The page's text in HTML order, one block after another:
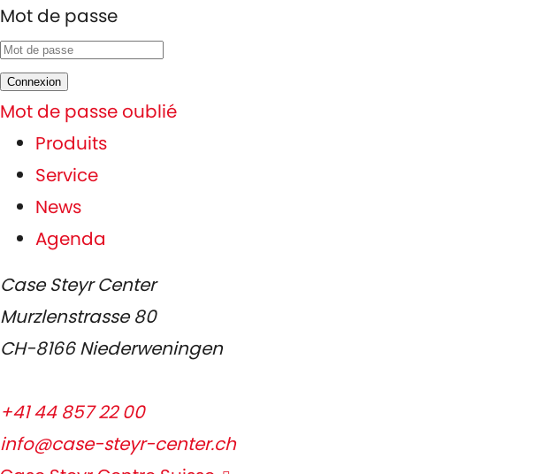
Mot de passe
Connexion
Mot de passe oublié
Produits
Service
News
Agenda
Case Steyr Center
Murzlenstrasse 80
CH-8166 Niederweningen
+41 44 857 22 00
info@case-steyr-center.ch